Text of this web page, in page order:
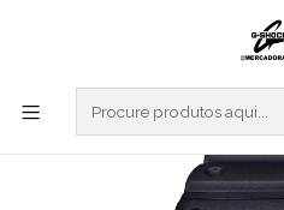
G-SHOCK
Heritage Series Origin